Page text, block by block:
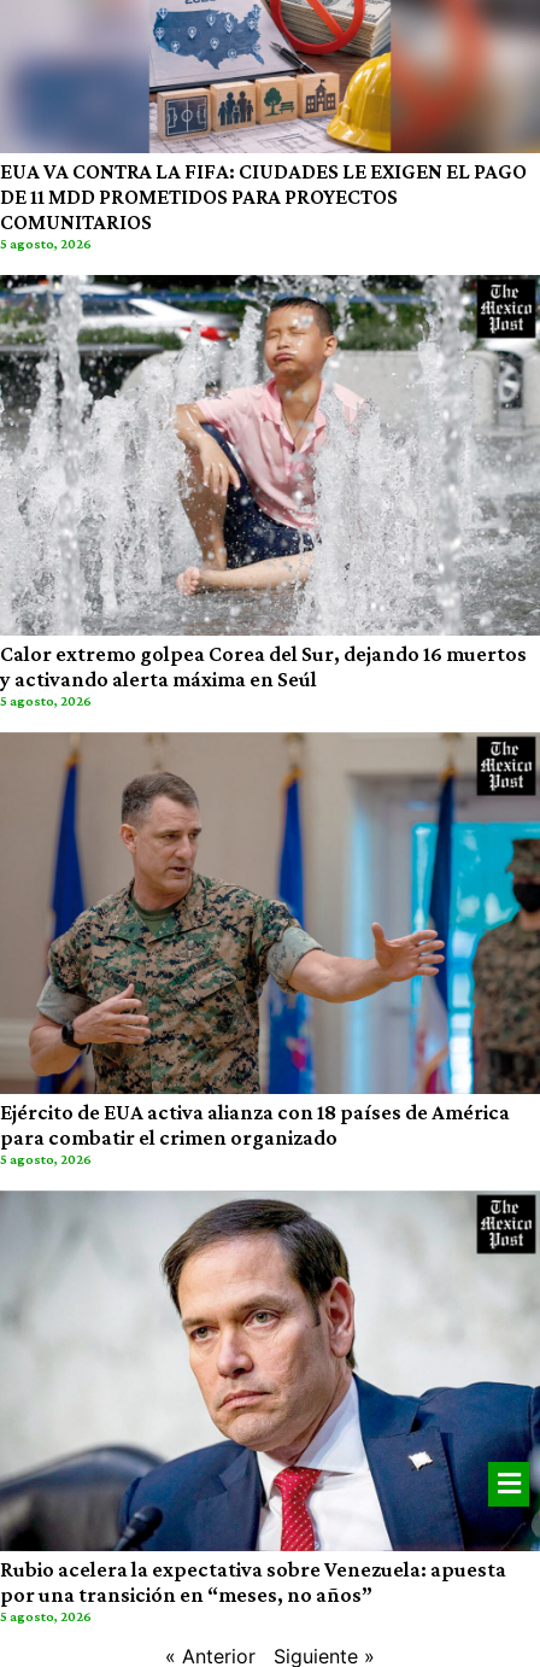
EUA VA CONTRA LA FIFA: CIUDADES LE EXIGEN EL PAGO
DE 11 MDD PROMETIDOS PARA PROYECTOS
COMUNITARIOS
5 agosto, 2026
Calor extremo golpea Corea del Sur, dejando 16 muertos
y activando alerta máxima en Seúl
5 agosto, 2026
Ejército de EUA activa alianza con 18 países de América
para combatir el crimen organizado
5 agosto, 2026
Rubio acelera la expectativa sobre Venezuela: apuesta
por una transición en “meses, no años”
5 agosto, 2026
« Anterior Siguiente »